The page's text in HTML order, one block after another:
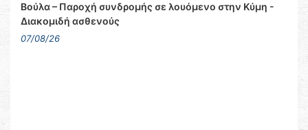
Βούλα – Παροχή συνδρομής σε λουόμενο στην Κύμη -
Διακομιδή ασθενούς
07/08/26